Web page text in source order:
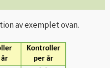
av exemplet ovan.